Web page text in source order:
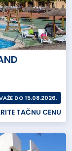
DO 15.08.2026.
TAČNU CENU